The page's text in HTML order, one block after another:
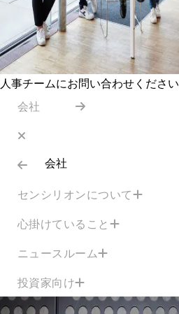
人事チームにお問い合わせください
会社
会社
センシリオンについて
心掛けていること
ニュースルーム
投資家向け